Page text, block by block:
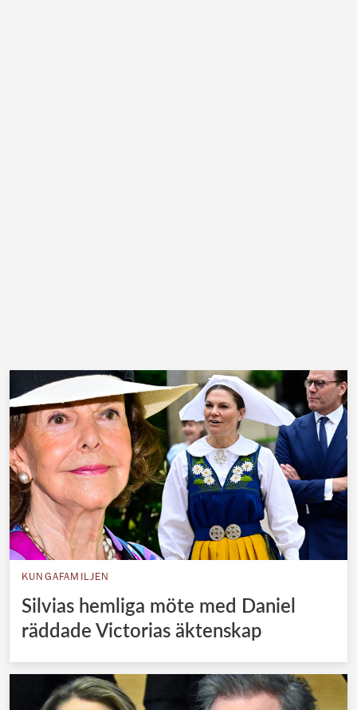
KUNGAFAMILJEN
Silvias hemliga möte med Daniel
räddade Victorias äktenskap